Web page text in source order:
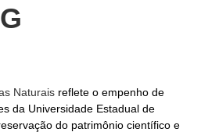
Naturais reflete o empenho de
da Universidade Estadual de
do patrimônio científico e